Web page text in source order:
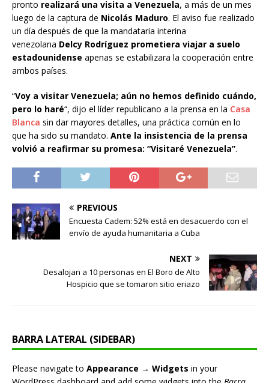
pronto realizará una visita a Venezuela, a más de un mes
luego de la captura de Nicolás Maduro. El aviso fue realizado
un día después de que la mandataria interina
venezolana Delcy Rodríguez prometiera viajar a suelo
estadounidense apenas se estabilizara la cooperación entre
ambos países.
“Voy a visitar Venezuela; aún no hemos definido cuándo,
pero lo haré“, dijo el líder republicano a la prensa en la Casa
Blanca sin dar mayores detalles, una práctica común en lo
que ha sido su mandato. Ante la insistencia de la prensa
volvió a reafirmar su promesa: “Visitaré Venezuela”.
PREVIOUS
Encuesta Cadem: 52% está en desacuerdo con el
envío de ayuda humanitaria a Cuba
NEXT
Desalojan a 10 personas en El Boro de Alto
Hospicio que se tomaron sitio eriazo
BARRA LATERAL (SIDEBAR)
Please navigate to Appearance → Widgets in your